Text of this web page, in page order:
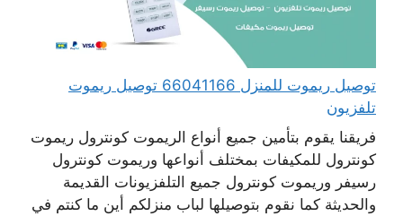
توصيل ريموت للمنزل 66041166 توصيل ريموت
تلفزيون
فريقنا يقوم بتأمين جميع أنواع الريموت كونترول ريموت
كونترول للمكيفات بمختلف أنواعها وريموت كونترول
رسيفر وريموت كونترول جميع التلفزيونات القديمة
والحديثة كما نقوم بتوصيلها لباب منزلكم أين ما كنتم في